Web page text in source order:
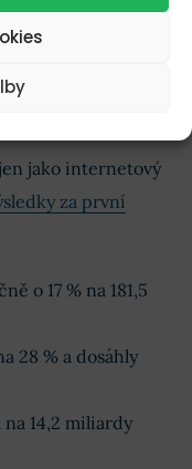
Prime a
pilířem
Amazon Web
jako internetový
za první
o 17 % na 181,5
28 % a dosáhly
na 14,2 miliardy